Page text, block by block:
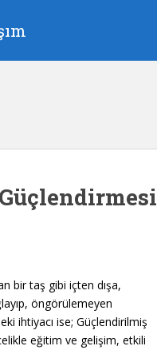
bir taş gibi içten dışa,
öngörülemeyen
ihtiyacı ise; Güçlendirilmiş
eğitim ve gelişim, etkili